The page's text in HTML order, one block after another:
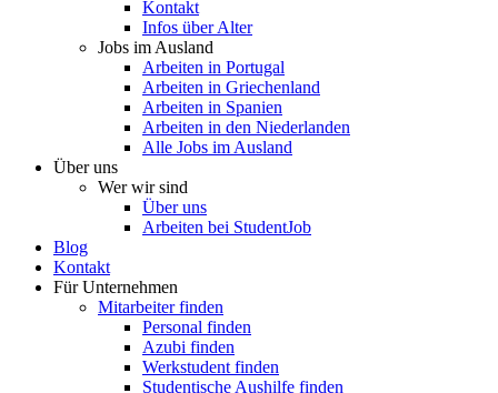
Kontakt
Infos über Alter
Jobs im Ausland
Arbeiten in Portugal
Arbeiten in Griechenland
Arbeiten in Spanien
Arbeiten in den Niederlanden
Alle Jobs im Ausland
Über uns
Wer wir sind
Über uns
Arbeiten bei StudentJob
Blog
Kontakt
Für Unternehmen
Mitarbeiter finden
Personal finden
Azubi finden
Werkstudent finden
Studentische Aushilfe finden